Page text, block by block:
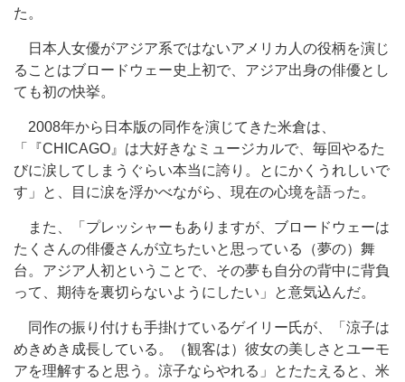
た。
日本人女優がアジア系ではないアメリカ人の役柄を演じ
ることはブロードウェー史上初で、アジア出身の俳優とし
ても初の快挙。
2008年から日本版の同作を演じてきた米倉は、
「『CHICAGO』は大好きなミュージカルで、毎回やるた
びに涙してしまうぐらい本当に誇り。とにかくうれしいで
す」と、目に涙を浮かべながら、現在の心境を語った。
また、「プレッシャーもありますが、ブロードウェーは
たくさんの俳優さんが立ちたいと思っている（夢の）舞
台。アジア人初ということで、その夢も自分の背中に背負
って、期待を裏切らないようにしたい」と意気込んだ。
同作の振り付けも手掛けているゲイリー氏が、「涼子は
めきめき成長している。（観客は）彼女の美しさとユーモ
アを理解すると思う。涼子ならやれる」とたたえると、米